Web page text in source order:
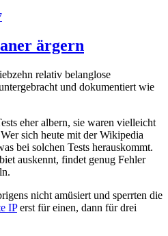
ärgern
relativ belanglose
und dokumentiert wie
eher albern, sie waren vielleicht
sich heute mit der Wikipedia
bei solchen Tests herauskommt.
auskennt, findet genug Fehler
nicht amüsiert und sperrten die
IPerst für einen, dann für drei